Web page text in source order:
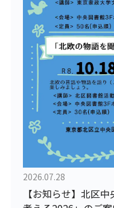
2026.07.28
【お知らせ】北区